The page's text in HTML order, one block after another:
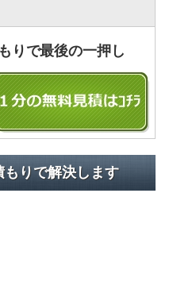
りで最後の一押し
りで解決します